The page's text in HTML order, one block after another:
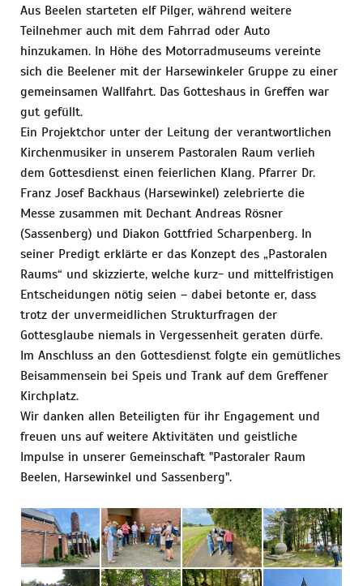
Aus Beelen starteten elf Pilger, während weitere
Teilnehmer auch mit dem Fahrrad oder Auto
hinzukamen. In Höhe des Motorradmuseums vereinte
sich die Beelener mit der Harsewinkeler Gruppe zu einer
gemeinsamen Wallfahrt. Das Gotteshaus in Greffen war
gut gefüllt.
Ein Projektchor unter der Leitung der verantwortlichen
Kirchenmusiker in unserem Pastoralen Raum verlieh
dem Gottesdienst einen feierlichen Klang. Pfarrer Dr.
Franz Josef Backhaus (Harsewinkel) zelebrierte die
Messe zusammen mit Dechant Andreas Rösner
(Sassenberg) und Diakon Gottfried Scharpenberg. In
seiner Predigt erklärte er das Konzept des „Pastoralen
Raums“ und skizzierte, welche kurz- und mittelfristigen
Entscheidungen nötig seien – dabei betonte er, dass
trotz der unvermeidlichen Strukturfragen der
Gottesglaube niemals in Vergessenheit geraten dürfe.
Im Anschluss an den Gottesdienst folgte ein gemütliches
Beisammensein bei Speis und Trank auf dem Greffener
Kirchplatz.
Wir danken allen Beteiligten für ihr Engagement und
freuen uns auf weitere Aktivitäten und geistliche
Impulse in unserer Gemeinschaft "Pastoraler Raum
Beelen, Harsewinkel und Sassenberg".